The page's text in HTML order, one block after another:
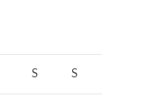
S S